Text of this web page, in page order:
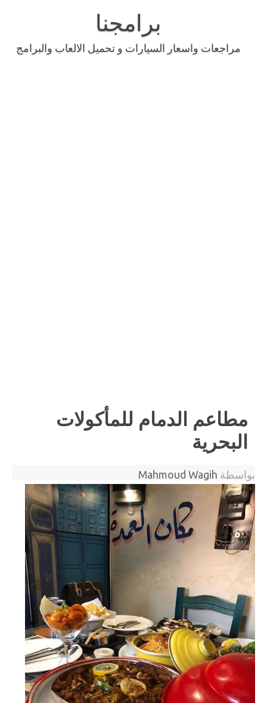
برامجنا
مراجعات واسعار السيارات و تحميل الالعاب والبرامج
مطاعم الدمام للمأكولات
البحرية
بواسطة Mahmoud Wagih